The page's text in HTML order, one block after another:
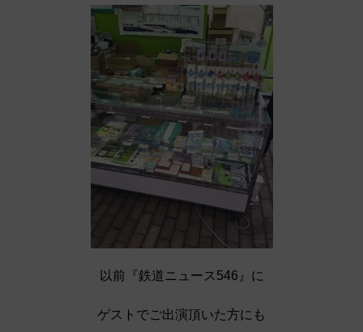
以前『鉄道ニュース546』に
ゲストでご出演頂いた方にも